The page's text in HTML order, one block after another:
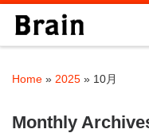
Skip to content
Home » 2025 » 10月
Monthly